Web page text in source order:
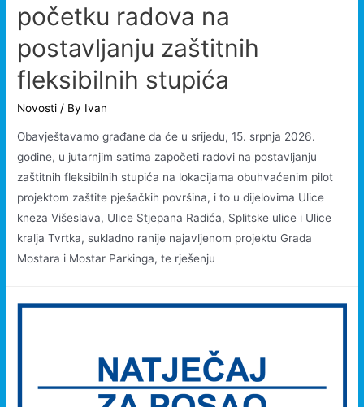
početku radova na
postavljanju zaštitnih
fleksibilnih stupića
Novosti / By Ivan
Obavještavamo građane da će u srijedu, 15. srpnja 2026.
godine, u jutarnjim satima započeti radovi na postavljanju
zaštitnih fleksibilnih stupića na lokacijama obuhvaćenim pilot
projektom zaštite pješačkih površina, i to u dijelovima Ulice
kneza Višeslava, Ulice Stjepana Radića, Splitske ulice i Ulice
kralja Tvrtka, sukladno ranije najavljenom projektu Grada
Mostara i Mostar Parkinga, te rješenju